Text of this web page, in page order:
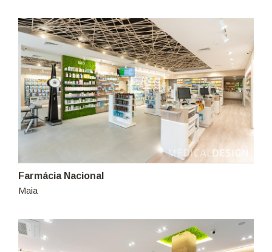
Farmácia Nacional
Maia